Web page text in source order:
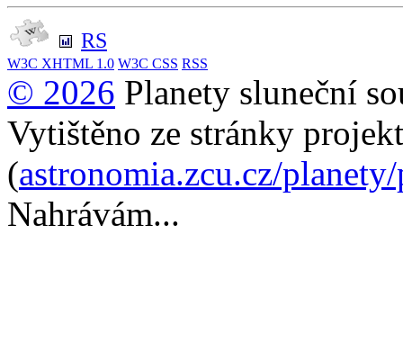
RS
W3C XHTML 1.0 W3C CSS RSS
© 2026 Planety sluneční
Vytištěno ze stránky
(astronomia.zcu.cz/
Nahrávám...